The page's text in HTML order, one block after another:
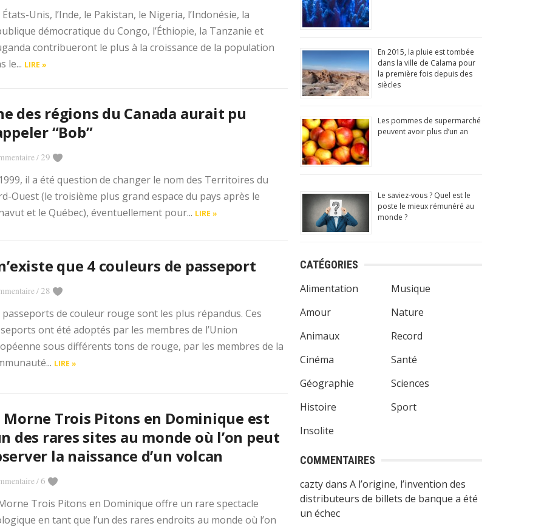
États-Unis, l’Inde, le Pakistan, le Nigeria, l’Indonésie, la
démocratique du Congo, l’Éthiopie, la Tanzanie et
contribueront le plus à la croissance de la population
le... LIRE »
des régions du Canada aurait pu
“Bob”
/29
il a été question de changer le nom des Territoires du
Ouest (le troisième plus grand espace du pays après le
et le Québec), éventuellement pour... LIRE »
que 4 couleurs de passeport
/28
passeports de couleur rouge sont les plus répandus. Ces
ont été adoptés par les membres de l’Union
sous différents tons de rouge, par les membres de la
LIRE »
Morne Trois Pitons en Dominique est
des rares sites au monde où l’on peut
la naissance d’un volcan
/6
Trois Pitons en Dominique offre un rare spectacle
en tant que l’un des rares endroits au monde où l’on
En 2015, la pluie est tombée
dans la ville de Calama pour
la première fois depuis des
siècles
Les pommes de supermarché
peuvent avoir plus d’un an
Le saviez-vous ? Quel est le
poste le mieux rémunéré au
monde ?
CATÉGORIES
Alimentation
Amour
Animaux
Cinéma
Géographie
Histoire
Insolite
Musique
Nature
Record
Santé
Sciences
Sport
COMMENTAIRES
caztydans A l’origine, l’invention des
distributeurs de billets de banque a été
un échec
Application mobile gratuite (Android)
Application mobile gratuite disponible sur Android
(Google Play Storeofficiel)
quotidienneme
nt